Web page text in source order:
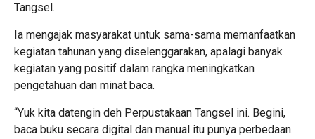
Tangsel.
Ia mengajak masyarakat untuk sama-sama memanfaatkan
kegiatan tahunan yang diselenggarakan, apalagi banyak
kegiatan yang positif dalam rangka meningkatkan
pengetahuan dan minat baca.
“Yuk kita datengin deh Perpustakaan Tangsel ini. Begini,
baca buku secara digital dan manual itu punya perbedaan.